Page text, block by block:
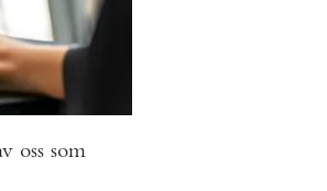
oss som